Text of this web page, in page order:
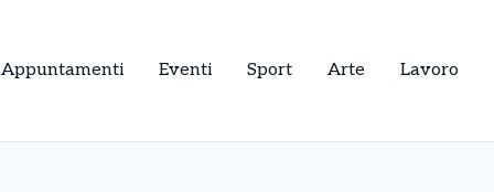
Appuntamenti Eventi Sport Arte Lavoro